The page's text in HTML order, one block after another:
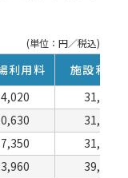
(単位：円／税込)
利用料
施設利用
31,460
31,460
31,460
39,380